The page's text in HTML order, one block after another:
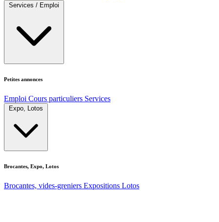
Services / Emploi
Petites annonces
Emploi Cours particuliers Services
Expo, Lotos
Brocantes, Expo, Lotos
Brocantes, vides-greniers Expositions Lotos